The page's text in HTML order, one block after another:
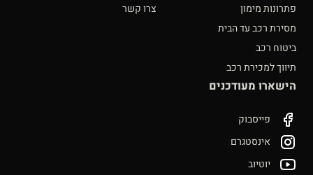
פתרונות מימון
מסירת רכב עד הבית
ביטוח רכב
תיווך למכירת רכב
צרו קשר
הישארו מעודכנים
פייסבוק
אינסטגרם
יוטיוב